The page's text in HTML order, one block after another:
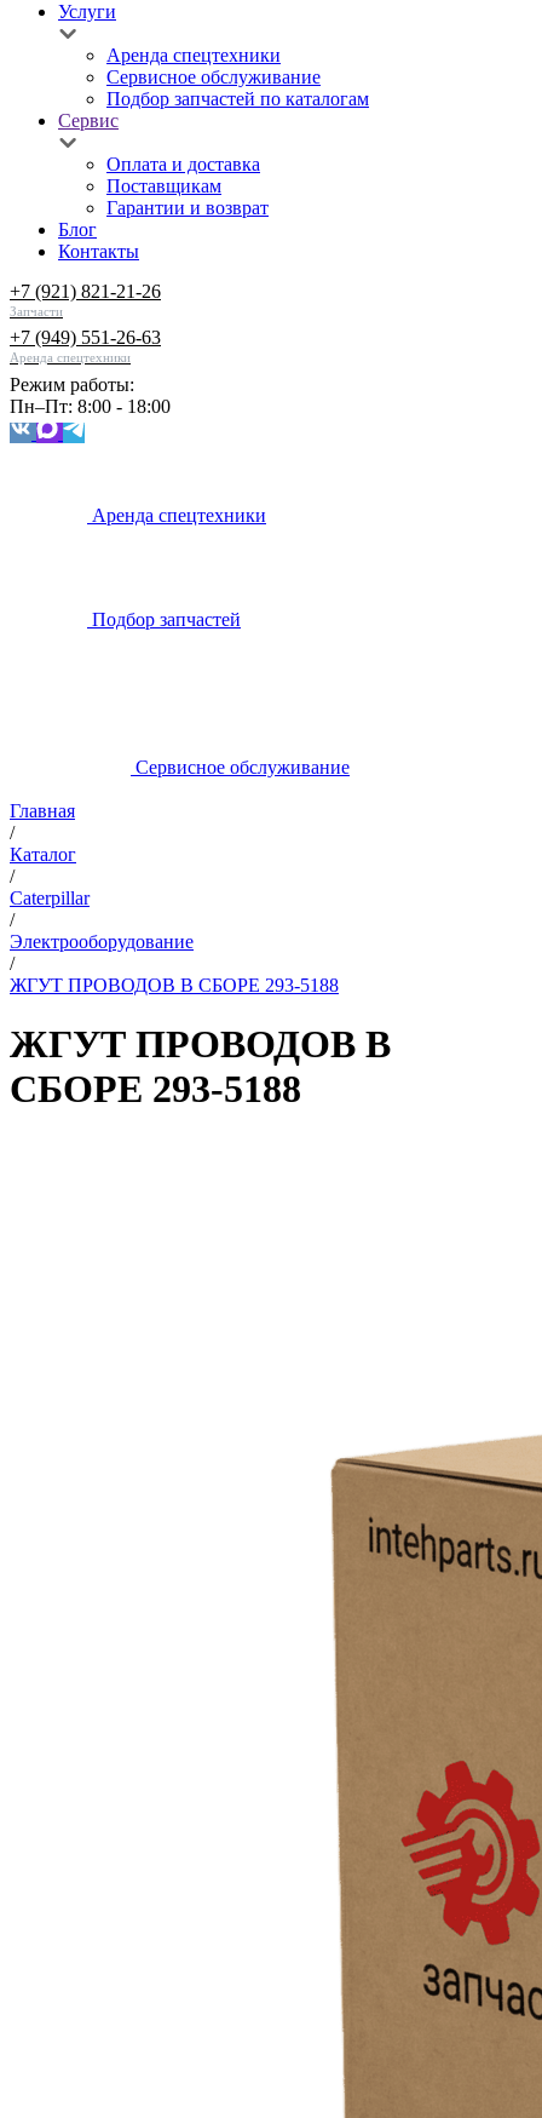
Услуги
Аренда спецтехники
Сервисное обслуживание
Подбор запчастей по каталогам
Сервис
Оплата и доставка
Поставщикам
Гарантии и возврат
Блог
Контакты
+7 (921) 821-21-26
Запчасти
+7 (949) 551-26-63
Аренда спецтехники
Режим работы:
Пн–Пт: 8:00 - 18:00
Аренда спецтехники
Подбор запчастей
Сервисное обслуживание
Главная
/
Каталог
/
Caterpillar
/
Электрооборудование
/
ЖГУТ ПРОВОДОВ В СБОРЕ 293-5188
ЖГУТ ПРОВОДОВ В
СБОРЕ 293-5188